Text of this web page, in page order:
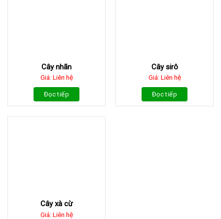
Cây nhãn
Giá: Liên hệ
Đọc tiếp
Cây sirô
Giá: Liên hệ
Đọc tiếp
Cây xà cừ
Giá: Liên hệ